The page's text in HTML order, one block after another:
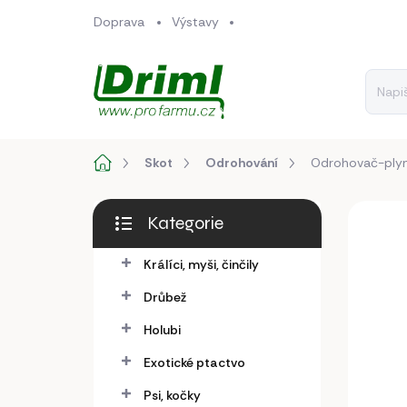
Doprava Výstavy
DomůSkot Odrohování Odrohovač-
P
s
Přeskočit
kategorie
Kategorie
Králíci, myši, činčily
Drůbež
Holubi
Exotické ptactvo
Psi, kočky